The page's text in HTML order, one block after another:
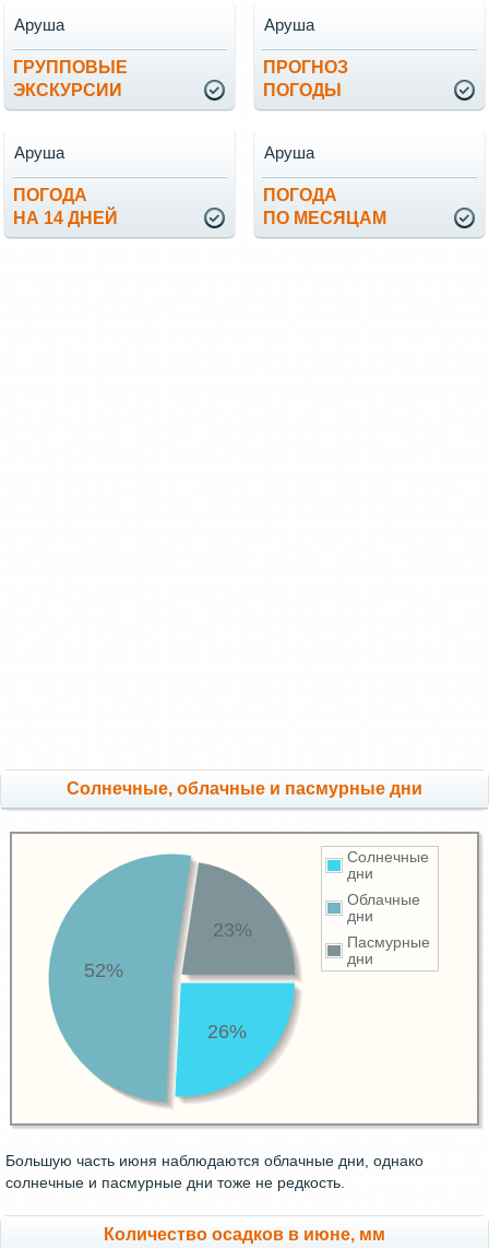
ГРУППОВЫЕ
ЭКСКУРСИИ
Аруша
ПРОГНОЗ
ПОГОДЫ
Аруша
ПОГОДА
НА 14 ДНЕЙ
Аруша
ПОГОДА
ПО МЕСЯЦАМ
Аруша
Cолнечные, облачные и пасмурные дни
Солнечные
дни
Облачные
дни
Пасмурные
дни
26%
52%
23%
Большую часть июня наблюдаются облачные дни, однако
солнечные и пасмурные дни тоже не редкость.
Количество осадков в июне, мм